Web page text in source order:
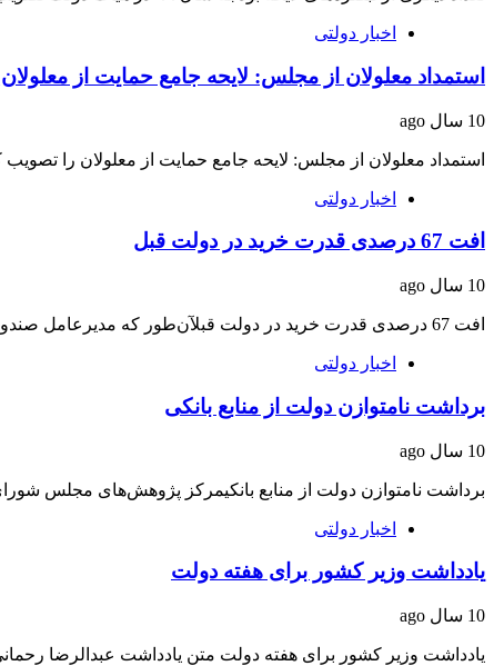
اخبار دولتی
استمداد معلولان از مجلس: لایحه جامع حمایت از
10 سال ago
استمداد معلولان از مجلس: لایحه جامع حمایت از معلولان را
اخبار دولتی
افت 67 درصدی قدرت خرید در دولت قبل
10 سال ago
افت 67 درصدی قدرت خرید در دولت قبلآن‌طور که مدیرعامل صندوق بازنشستگی کشوری عنوان می‌کند…
اخبار دولتی
برداشت نامتوازن دولت از منابع بانکی
10 سال ago
برداشت نامتوازن دولت از منابع بانکیمرکز پژوهش‌های مجلس
اخبار دولتی
یادداشت وزیر کشور برای هفته دولت
10 سال ago
یادداشت وزیر کشور برای هفته دولت متن یادداشت عبدالرضا